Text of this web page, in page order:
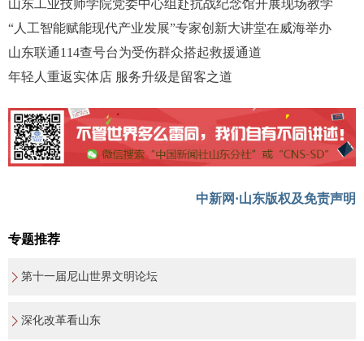
山东工业技师学院党委中心组赴抗战纪念馆开展现场教学
“人工智能赋能现代产业发展”专家创新大讲堂在威海举办
山东联通114查号台为受伤群众搭起救援通道
年轻人重返实体店 服务升级是留客之道
中新网·山东版权及免责声明
专题推荐
第十一届尼山世界文明论坛
深化改革看山东